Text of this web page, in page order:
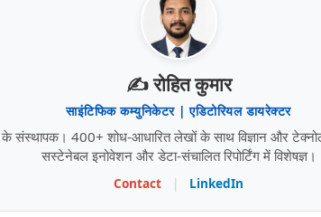
✍️ रोहित कुमार
साइंटिफिक कम्युनिकेटर | एडिटोरियल डायरेक्टर
के संस्थापक। 400+ शोध-आधारित लेखों के साथ विज्ञान और
सस्टेनेबल इनोवेशन और डेटा-संचालित रिपोर्टिंग में विशेषज्ञ।
Contact | LinkedIn